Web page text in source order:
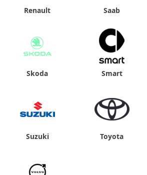
Renault Saab
Skoda Smart
Suzuki Toyota